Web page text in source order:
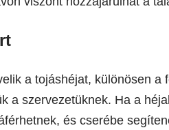
a tojáshéjat, különösen a
a szervezetüknek. Ha a
és cserébe